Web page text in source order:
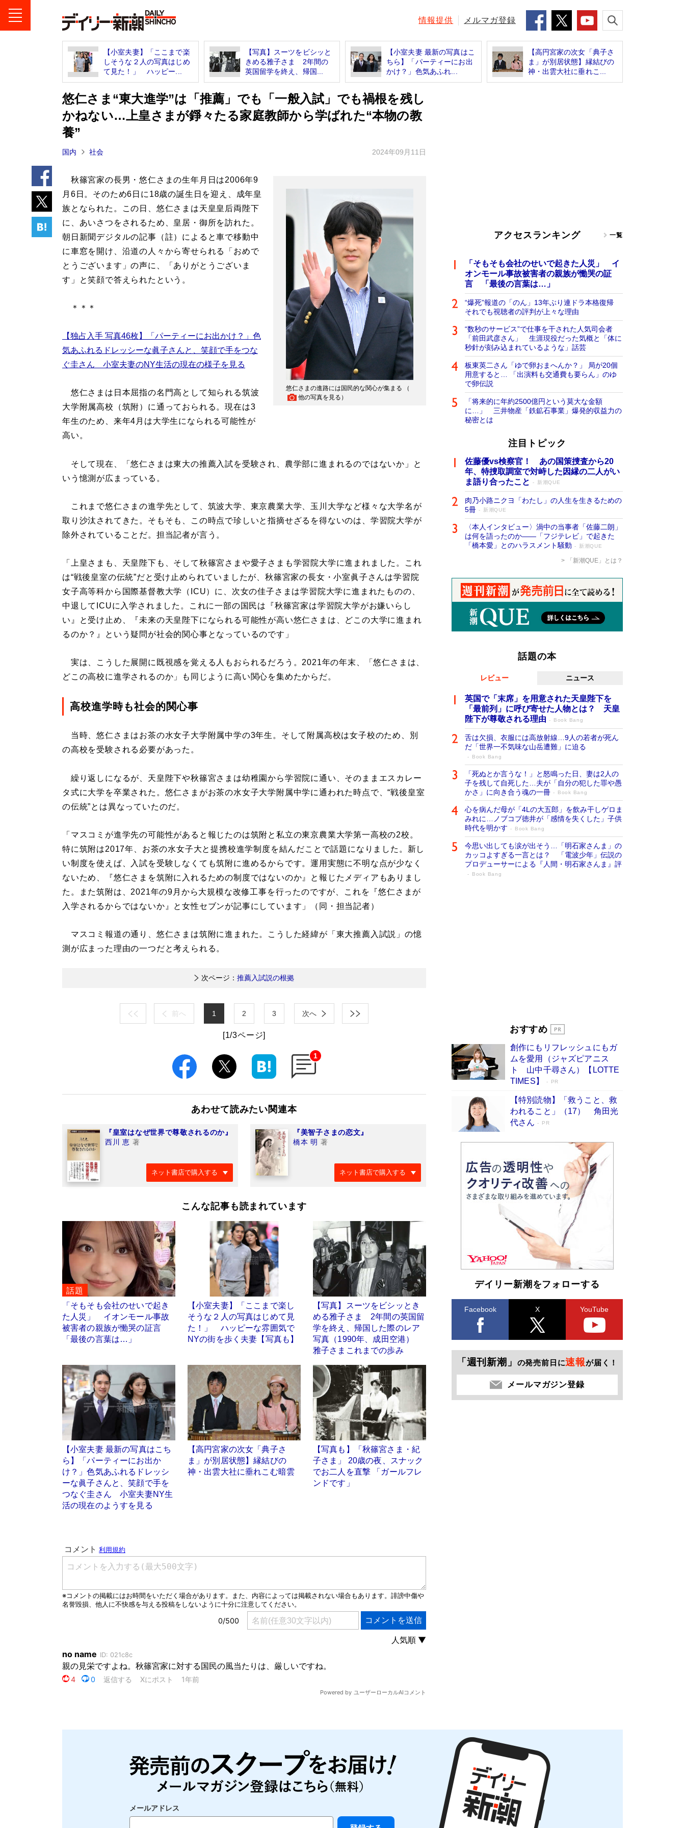
情報提供 メルマガ登録
【小室夫妻】「ここまで楽
しそうな２人の写真はじめ
て見た！」 ハッピー...
【写真】スーツをビシッと
きめる雅子さま 2年間の
英国留学を終え、帰国...
【小室夫妻 最新の写真はこ
ちら】「パーティーにお出
かけ？」色気あふれ...
【高円宮家の次女「典子さ
ま」が別居状態】縁結びの
神・出雲大社に垂れこ...
悠仁さま“東大進学”は「推薦」でも「一般入試」でも禍根を残し
かねない…上皇さまが錚々たる家庭教師から学ばれた“本物の教
養”
国内 社会 2024年09月11日
悠仁さまの進路には国民的な関心が集まる （
他の写真を見る ）
秋篠宮家の長男・悠仁さまの生年月日は2006年9
月6日。そのため6日に18歳の誕生日を迎え、成年皇
族となられた。この日、悠仁さまは天皇皇后両陛下
に、あいさつをされるため、皇居・御所を訪れた。
朝日新聞デジタルの記事（註）によると車で移動中
に車窓を開け、沿道の人々から寄せられる「おめで
とうございます」の声に、「ありがとうございま
す」と笑顔で答えられたという。
＊＊＊
【独占入手 写真46枚】「パーティーにお出かけ？」色
気あふれるドレッシーな眞子さんと、笑顔で手をつな
ぐ圭さん 小室夫妻のNY生活の現在の様子を見る
悠仁さまは日本屈指の名門高として知られる筑波
大学附属高校（筑附）に通っておられる。現在は3
年生のため、来年4月は大学生になられる可能性が
高い。
そして現在、「悠仁さまは東大の推薦入試を受験され、農学部に進まれるのではないか」と
いう憶測が広まっている。
これまで悠仁さまの進学先として、筑波大学、東京農業大学、玉川大学など様々な大学名が
取り沙汰されてきた。そもそも、この時点で珍しいと指摘せざるを得ないのは、学習院大学が
除外されていることだ。担当記者が言う。
「上皇さまも、天皇陛下も、そして秋篠宮さまや愛子さまも学習院大学に進まれました。これ
は“戦後皇室の伝統”だと受け止められていましたが、秋篠宮家の長女・小室眞子さんは学習院
女子高等科から国際基督教大学（ICU）に、次女の佳子さまは学習院大学に進まれたものの、
中退してICUに入学されました。これに一部の国民は『秋篠宮家は学習院大学がお嫌いらし
い』と受け止め、『未来の天皇陛下になられる可能性が高い悠仁さまは、どこの大学に進まれ
るのか？』という疑問が社会的関心事となっているのです」
実は、こうした展開に既視感を覚える人もおられるだろう。2021年の年末、「悠仁さまは、
どこの高校に進学されるのか」も同じように高い関心を集めたからだ。
高校進学時も社会的関心事
当時、悠仁さまはお茶の水女子大学附属中学の3年生。そして附属高校は女子校のため、別
の高校を受験される必要があった。
繰り返しになるが、天皇陛下や秋篠宮さまは幼稚園から学習院に通い、そのままエスカレー
タ式に大学を卒業された。悠仁さまがお茶の水女子大学附属中学に通われた時点で、“戦後皇室
の伝統”とは異なっていたのだ。
「マスコミが進学先の可能性があると報じたのは筑附と私立の東京農業大学第一高校の2校。
特に筑附は2017年、お茶の水女子大と提携校進学制度を結んだことで話題になりました。新し
い制度を使えば、入試を受験しなくても筑附に進めるからです。運用実態に不明な点が少なく
ないため、『悠仁さまを筑附に入れるための制度ではないのか』と報じたメディアもありまし
た。また筑附は、2021年の9月から大規模な改修工事を行ったのですが、これを『悠仁さまが
入学されるからではないか』と女性セブンが記事にしています」（同・担当記者）
マスコミ報道の通り、悠仁さまは筑附に進まれた。こうした経緯が「東大推薦入試説」の憶
測が広まった理由の一つだと考えられる。
次ページ： 推薦入試説の根拠
前へ 1 2 3 次へ
[1/3ページ]
1
あわせて読みたい関連本
『皇室はなぜ世界で尊敬されるのか』
西川 恵 著
ネット書店で購入する
『美智子さまの恋文』
橋本 明 著
ネット書店で購入する
こんな記事も読まれています
話題
「そもそも会社のせいで起き
た人災」 イオンモール事故
被害者の親族が慟哭の証言
「最後の言葉は…」
【小室夫妻】「ここまで楽し
そうな２人の写真はじめて見
た！」 ハッピーな雰囲気で
NYの街を歩く夫妻【写真も】
【写真】スーツをビシッとき
める雅子さま 2年間の英国留
学を終え、帰国した際のレア
写真（1990年、成田空港）
雅子さまこれまでの歩み
【小室夫妻 最新の写真はこち
ら】「パーティーにお出か
け？」色気あふれるドレッシ
ーな眞子さんと、笑顔で手を
つなぐ圭さん 小室夫妻NY生
活の現在のようすを見る
【高円宮家の次女「典子さ
ま」が別居状態】縁結びの
神・出雲大社に垂れこむ暗雲
【写真も】「秋篠宮さま・紀
子さま」 20歳の夜、スナック
でお二人を直撃 「ガールフレ
ンドです」
アクセスランキング 一覧
「そもそも会社のせいで起きた人災」 イ
オンモール事故被害者の親族が慟哭の証
言 「最後の言葉は…」
“爆死”報道の「のん」13年ぶり連ドラ本格復帰
それでも視聴者の評判が上々な理由
“数秒のサービス”で仕事を干された人気司会者
「前田武彦さん」 生涯現役だった気概と「体に
秒針が刻み込まれているような」話芸
板東英二さん「ゆで卵おまへんか？」 局が20個
用意すると… 「出演料も交通費も要らん」のゆ
で卵伝説
「将来的に年約2500億円という莫大な金額
に…」 三井物産「鉄鉱石事業」爆発的収益力の
秘密とは
注目トピック
佐藤優vs検察官！ あの国策捜査から20
年、特捜取調室で対峙した因縁の二人がい
ま語り合ったこと
新潮QUE
肉乃小路ニクヨ「わたし」の人生を生きるための
5冊
新潮QUE
〈本人インタビュー〉渦中の当事者「佐藤二朗」
は何を語ったのか――「フジテレビ」で起きた
「橋本愛」とのハラスメント騒動
新潮QUE
「新潮QUE」とは？
話題の本
レビュー ニュース
英国で「末席」を用意された天皇陛下を
「最前列」に呼び寄せた人物とは？ 天皇
陛下が尊敬される理由
Book Bang
舌は欠損、衣服には高放射線…9人の若者が死ん
だ「世界一不気味な山岳遭難」に迫る
Book Bang
「死ぬとか言うな！」と怒鳴った日、妻は2人の
子を残して自死した…夫が「自分の犯した罪や愚
かさ」に向き合う魂の一冊
Book Bang
心を病んだ母が「4Lの大五郎」を飲み干しゲロま
みれに…ノブコブ徳井が「感情を失くした」子供
時代を明かす
Book Bang
今思い出しても涙が出そう…「明石家さんま」の
カッコよすぎる一言とは？ 「電波少年」伝説の
プロデューサーによる『人間・明石家さんま』評
Book Bang
皇陛下はお元気でおられるか」がサウジ国王の第
東野圭吾、伊坂幸太郎の人気シリーズ最新作どち
らも文庫化 映画化された直木賞受賞作もランク
イン［文庫ベストセラー］
Book Bang
おすすめ
創作にもリフレッシュにもガ
ムを愛用（ジャズピアニス
ト 山中千尋さん）【LOTTE
TIMES】
PR
【特別読物】「救うこと、救
われること」（17） 角田光
代さん
PR
デイリー新潮をフォローする
Facebook X YouTube
「週刊新潮」 の発売前日に速報が届く！
メールマガジン登録
メールアドレス